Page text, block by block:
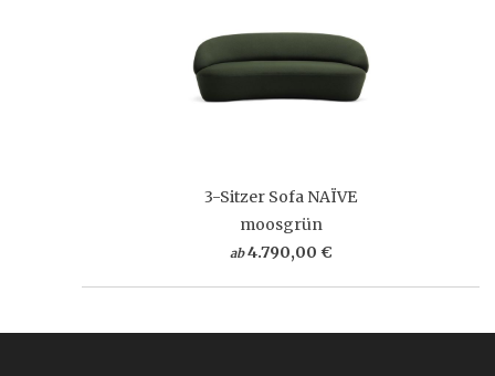
3-Sitzer Sofa NAÏVE
moosgrün
ab 4.790,00 €